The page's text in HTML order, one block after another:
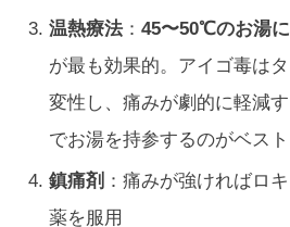
温熱療法 ：45〜50℃のお湯
が最も効果的。アイゴ毒は
変性し、痛みが劇的に軽減
でお湯を持参するのがベスト
鎮痛剤 ：痛みが強ければロ
薬を服用